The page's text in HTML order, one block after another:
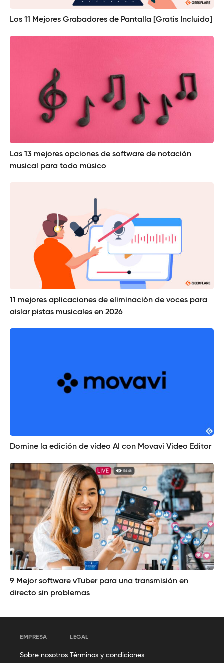
Los 11 Mejores Grabadores de Pantalla [Gratis Incluido]
Las 13 mejores opciones de software de notación
musical para todo músico
11 mejores aplicaciones de eliminación de voces para
aislar pistas musicales en 2026
Domine la edición de vídeo AI con Movavi Video Editor
9 Mejor software vTuber para una transmisión en
directo sin problemas
EMPRESA
Sobre nosotros
LEGAL
Términos y condiciones